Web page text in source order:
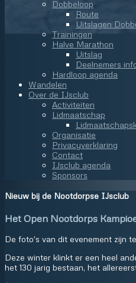
Dobbeloop
Route
Uitslagen
Trainingen
Halve Marathon
Uitslag
Deelnemers
Hardloop agenda
Wandelen
Over de IJsclub
Activiteiten
Lidmaatschap
Organisatie
Privacyverklaring
Contact
IJsclub agenda
Sponsors
Nieuw bij de Nootdorpse IJsclub
Het Open Nootdorps
De foto's van dit evenement zijn
Deze winter klinkt er een heel
het 130 jarig bestaan, het